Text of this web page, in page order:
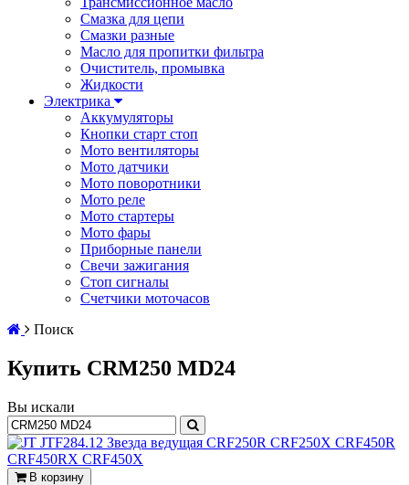
Смазка для цепи
Смазки разные
Масло для пропитки фильтра
Очиститель, промывка
Жидкости
Электрика
Аккумуляторы
Кнопки старт стоп
Мото вентиляторы
Мото датчики
Мото поворотники
Мото реле
Мото стартеры
Мото фары
Приборные панели
Свечи зажигания
Стоп сигналы
Счетчики моточасов
Поиск
Купить CRM250 MD24
Вы искали
В корзину